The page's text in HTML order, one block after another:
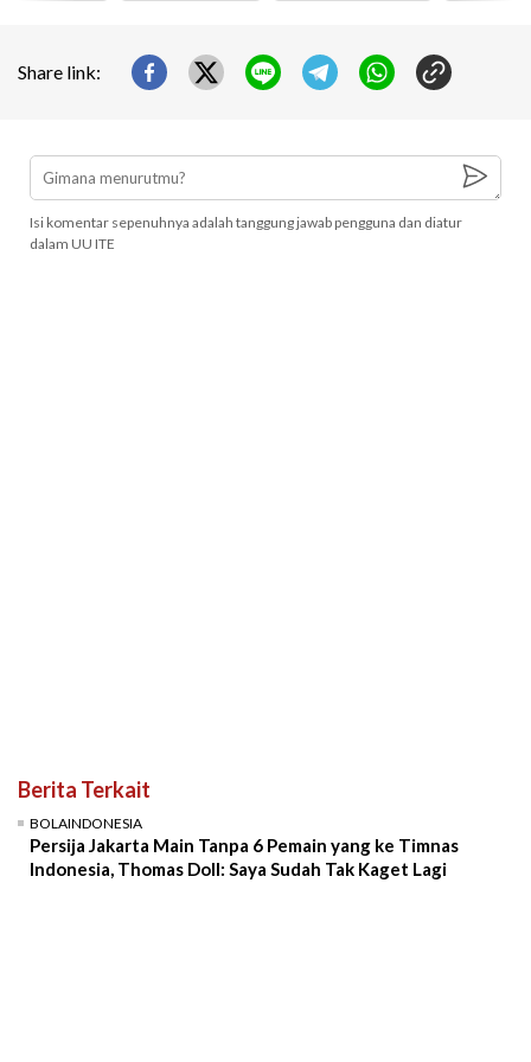
Share link:
Isi komentar sepenuhnya adalah tanggung jawab pengguna dan diatur
dalam UU ITE
Berita Terkait
BOLAINDONESIA
Persija Jakarta Main Tanpa 6 Pemain yang ke Timnas
Indonesia, Thomas Doll: Saya Sudah Tak Kaget Lagi